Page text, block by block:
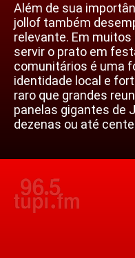
Além de sua
jollof também
relevante. Em
servir o prato em
comunitários é uma
identidade local e
raro que grandes
panelas gigantes de
dezenas ou até